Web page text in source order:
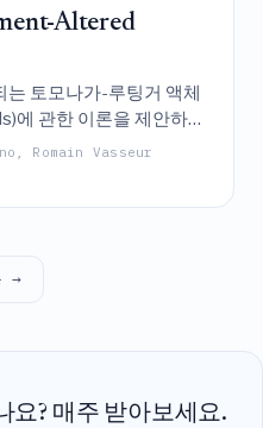
명시적인 결과를 제공
Altered
는 토모나가-루팅거 액체
관한 이론을 제안하며,
계 상태에서 로그 보정
반하는 독특한 보편적 멱
Romain Vasseur
→
요? 매주 받아보세요.